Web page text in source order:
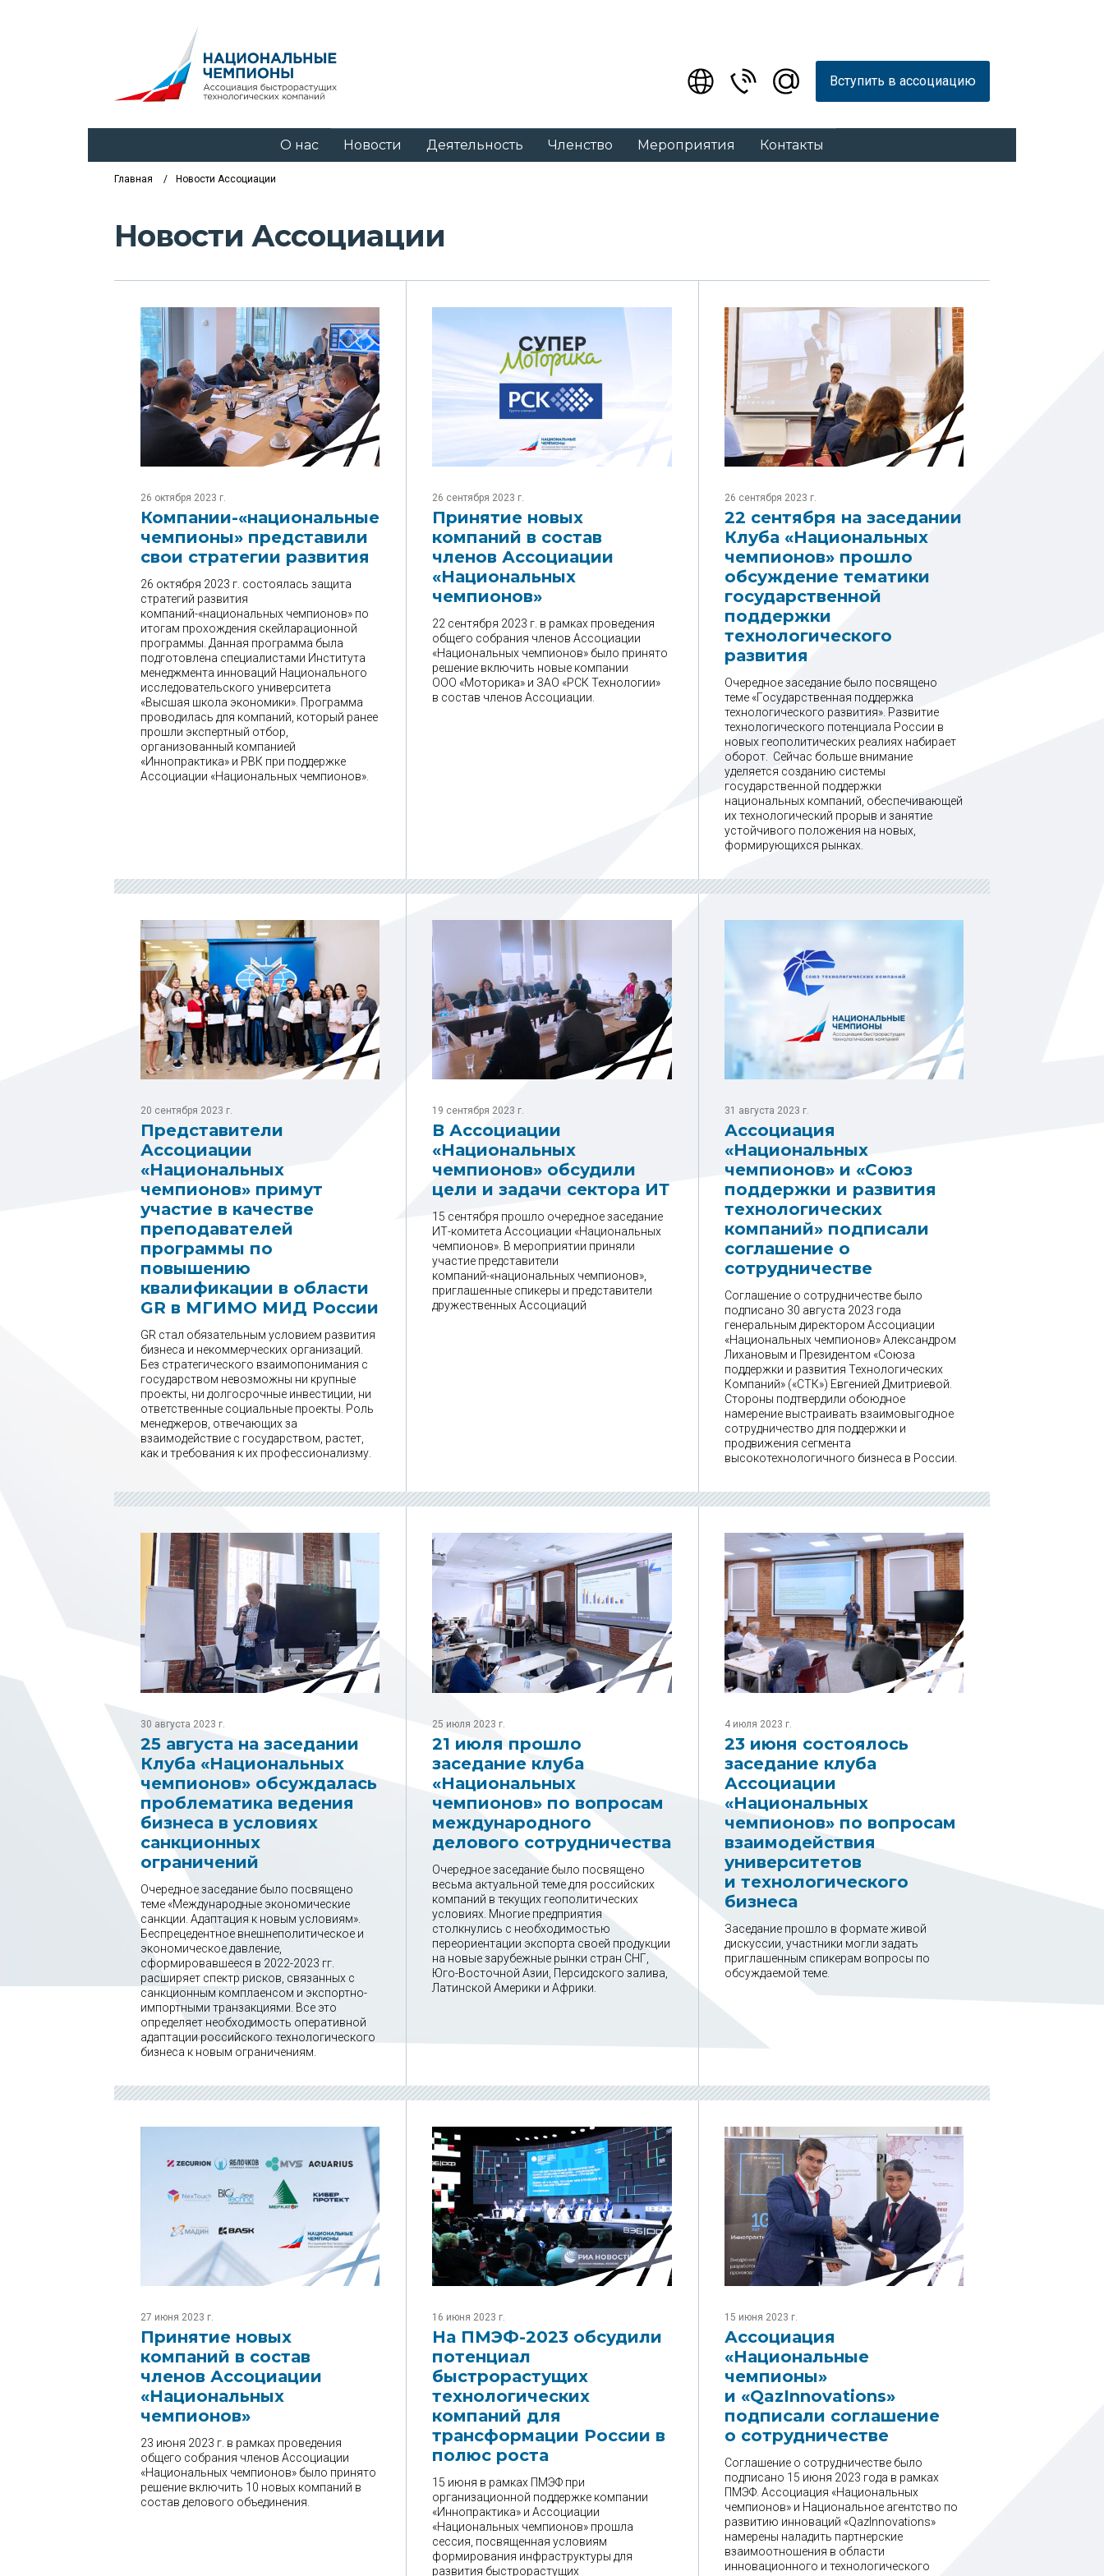
Вступить в ассоциацию
О нас Новости Деятельность Членство Мероприятия Контакты
Главная Новости Ассоциации
Новости Ассоциации
26 октября 2023 г.
Компании-«национальные
чемпионы» представили
свои стратегии развития
26 октября 2023 г. состоялась защита
стратегий развития
компаний-«национальных чемпионов» по
итогам прохождения скейларационной
программы. Данная программа была
подготовлена специалистами Института
менеджмента инноваций Национального
исследовательского университета
«Высшая школа экономики». Программа
проводилась для компаний, который ранее
прошли экспертный отбор,
организованный компанией
«Иннопрактика» и РВК при поддержке
Ассоциации «Национальных чемпионов».
26 сентября 2023 г.
Принятие новых
компаний в состав
членов Ассоциации
«Национальных
чемпионов»
22 сентября 2023 г. в рамках проведения
общего собрания членов Ассоциации
«Национальных чемпионов» было принято
решение включить новые компании
ООО «Моторика» и ЗАО «РСК Технологии»
в состав членов Ассоциации.
26 сентября 2023 г.
22 сентября на заседании
Клуба «Национальных
чемпионов» прошло
обсуждение тематики
государственной
поддержки
технологического
развития
Очередное заседание было посвящено
теме «Государственная поддержка
технологического развития». Развитие
технологического потенциала России в
новых геополитических реалиях набирает
оборот. Сейчас больше внимание
уделяется созданию системы
государственной поддержки
национальных компаний, обеспечивающей
их технологический прорыв и занятие
устойчивого положения на новых,
формирующихся рынках.
20 сентября 2023 г.
Представители
Ассоциации
«Национальных
чемпионов» примут
участие в качестве
преподавателей
программы по
повышению
квалификации в области
GR в МГИМО МИД России
GR стал обязательным условием развития
бизнеса и некоммерческих организаций.
Без стратегического взаимопонимания с
государством невозможны ни крупные
проекты, ни долгосрочные инвестиции, ни
ответственные социальные проекты. Роль
менеджеров, отвечающих за
взаимодействие с государством, растет,
как и требования к их профессионализму.
19 сентября 2023 г.
В Ассоциации
«Национальных
чемпионов» обсудили
цели и задачи сектора ИТ
15 сентября прошло очередное заседание
ИТ-комитета Ассоциации «Национальных
чемпионов». В мероприятии приняли
участие представители
компаний-«национальных чемпионов»,
приглашенные спикеры и представители
дружественных Ассоциаций
31 августа 2023 г.
Ассоциация
«Национальных
чемпионов» и «Союз
поддержки и развития
технологических
компаний» подписали
соглашение о
сотрудничестве
Соглашение о сотрудничестве было
подписано 30 августа 2023 года
генеральным директором Ассоциации
«Национальных чемпионов» Александром
Лихановым и Президентом «Союза
поддержки и развития Технологических
Компаний» («СТК») Евгенией Дмитриевой.
Стороны подтвердили обоюдное
намерение выстраивать взаимовыгодное
сотрудничество для поддержки и
продвижения сегмента
высокотехнологичного бизнеса в России.
30 августа 2023 г.
25 августа на заседании
Клуба «Национальных
чемпионов» обсуждалась
проблематика ведения
бизнеса в условиях
санкционных
ограничений
Очередное заседание было посвящено
теме «Международные экономические
санкции. Адаптация к новым условиям».
Беспрецедентное внешнеполитическое и
экономическое давление,
сформировавшееся в 2022-2023 гг.
расширяет спектр рисков, связанных с
санкционным комплаенсом и экспортно-
импортными транзакциями. Все это
определяет необходимость оперативной
адаптации российского технологического
бизнеса к новым ограничениям.
25 июля 2023 г.
21 июля прошло
заседание клуба
«Национальных
чемпионов» по вопросам
международного
делового сотрудничества
Очередное заседание было посвящено
весьма актуальной теме для российских
компаний в текущих геополитических
условиях. Многие предприятия
столкнулись с необходимостью
переориентации экспорта своей продукции
на новые зарубежные рынки стран СНГ,
Юго-Восточной Азии, Персидского залива,
Латинской Америки и Африки.
4 июля 2023 г.
23 июня состоялось
заседание клуба
Ассоциации
«Национальных
чемпионов» по вопросам
взаимодействия
университетов
и технологического
бизнеса
Заседание прошло в формате живой
дискуссии, участники могли задать
приглашенным спикерам вопросы по
обсуждаемой теме.
27 июня 2023 г.
Принятие новых
компаний в состав
членов Ассоциации
«Национальных
чемпионов»
23 июня 2023 г. в рамках проведения
общего собрания членов Ассоциации
«Национальных чемпионов» было принято
решение включить 10 новых компаний в
состав делового объединения.
16 июня 2023 г.
На ПМЭФ-2023 обсудили
потенциал
быстрорастущих
технологических
компаний для
трансформации России в
полюс роста
15 июня в рамках ПМЭФ при
организационной поддержке компании
«Иннопрактика» и Ассоциации
«Национальных чемпионов» прошла
сессия, посвященная условиям
формирования инфраструктуры для
развития быстрорастущих
15 июня 2023 г.
Ассоциация
«Национальные
чемпионы»
и «QazInnovations»
подписали соглашение
о сотрудничестве
Соглашение о сотрудничестве было
подписано 15 июня 2023 года в рамках
ПМЭФ. Ассоциация «Национальных
чемпионов» и Национальное агентство по
развитию инноваций «QazInnovations»
намерены наладить партнерские
взаимоотношения в области
инновационного и технологического